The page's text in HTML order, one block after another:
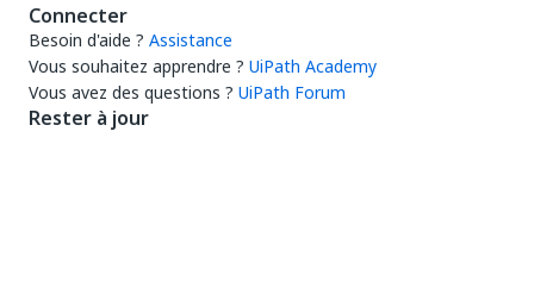
Connecter
Besoin d'aide ? Assistance
Vous souhaitez apprendre ? UiPath Academy
Vous avez des questions ? UiPath Forum
Rester à jour